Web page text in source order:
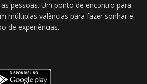
pessoas. Um ponto de encontro para
múltiplas valências para fazer sonhar e
de experiências.